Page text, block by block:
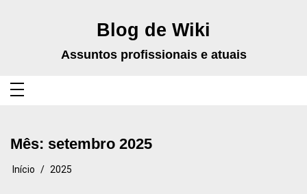
Blog de Wiki
Assuntos profissionais e atuais
Mês: setembro 2025
Início 2025